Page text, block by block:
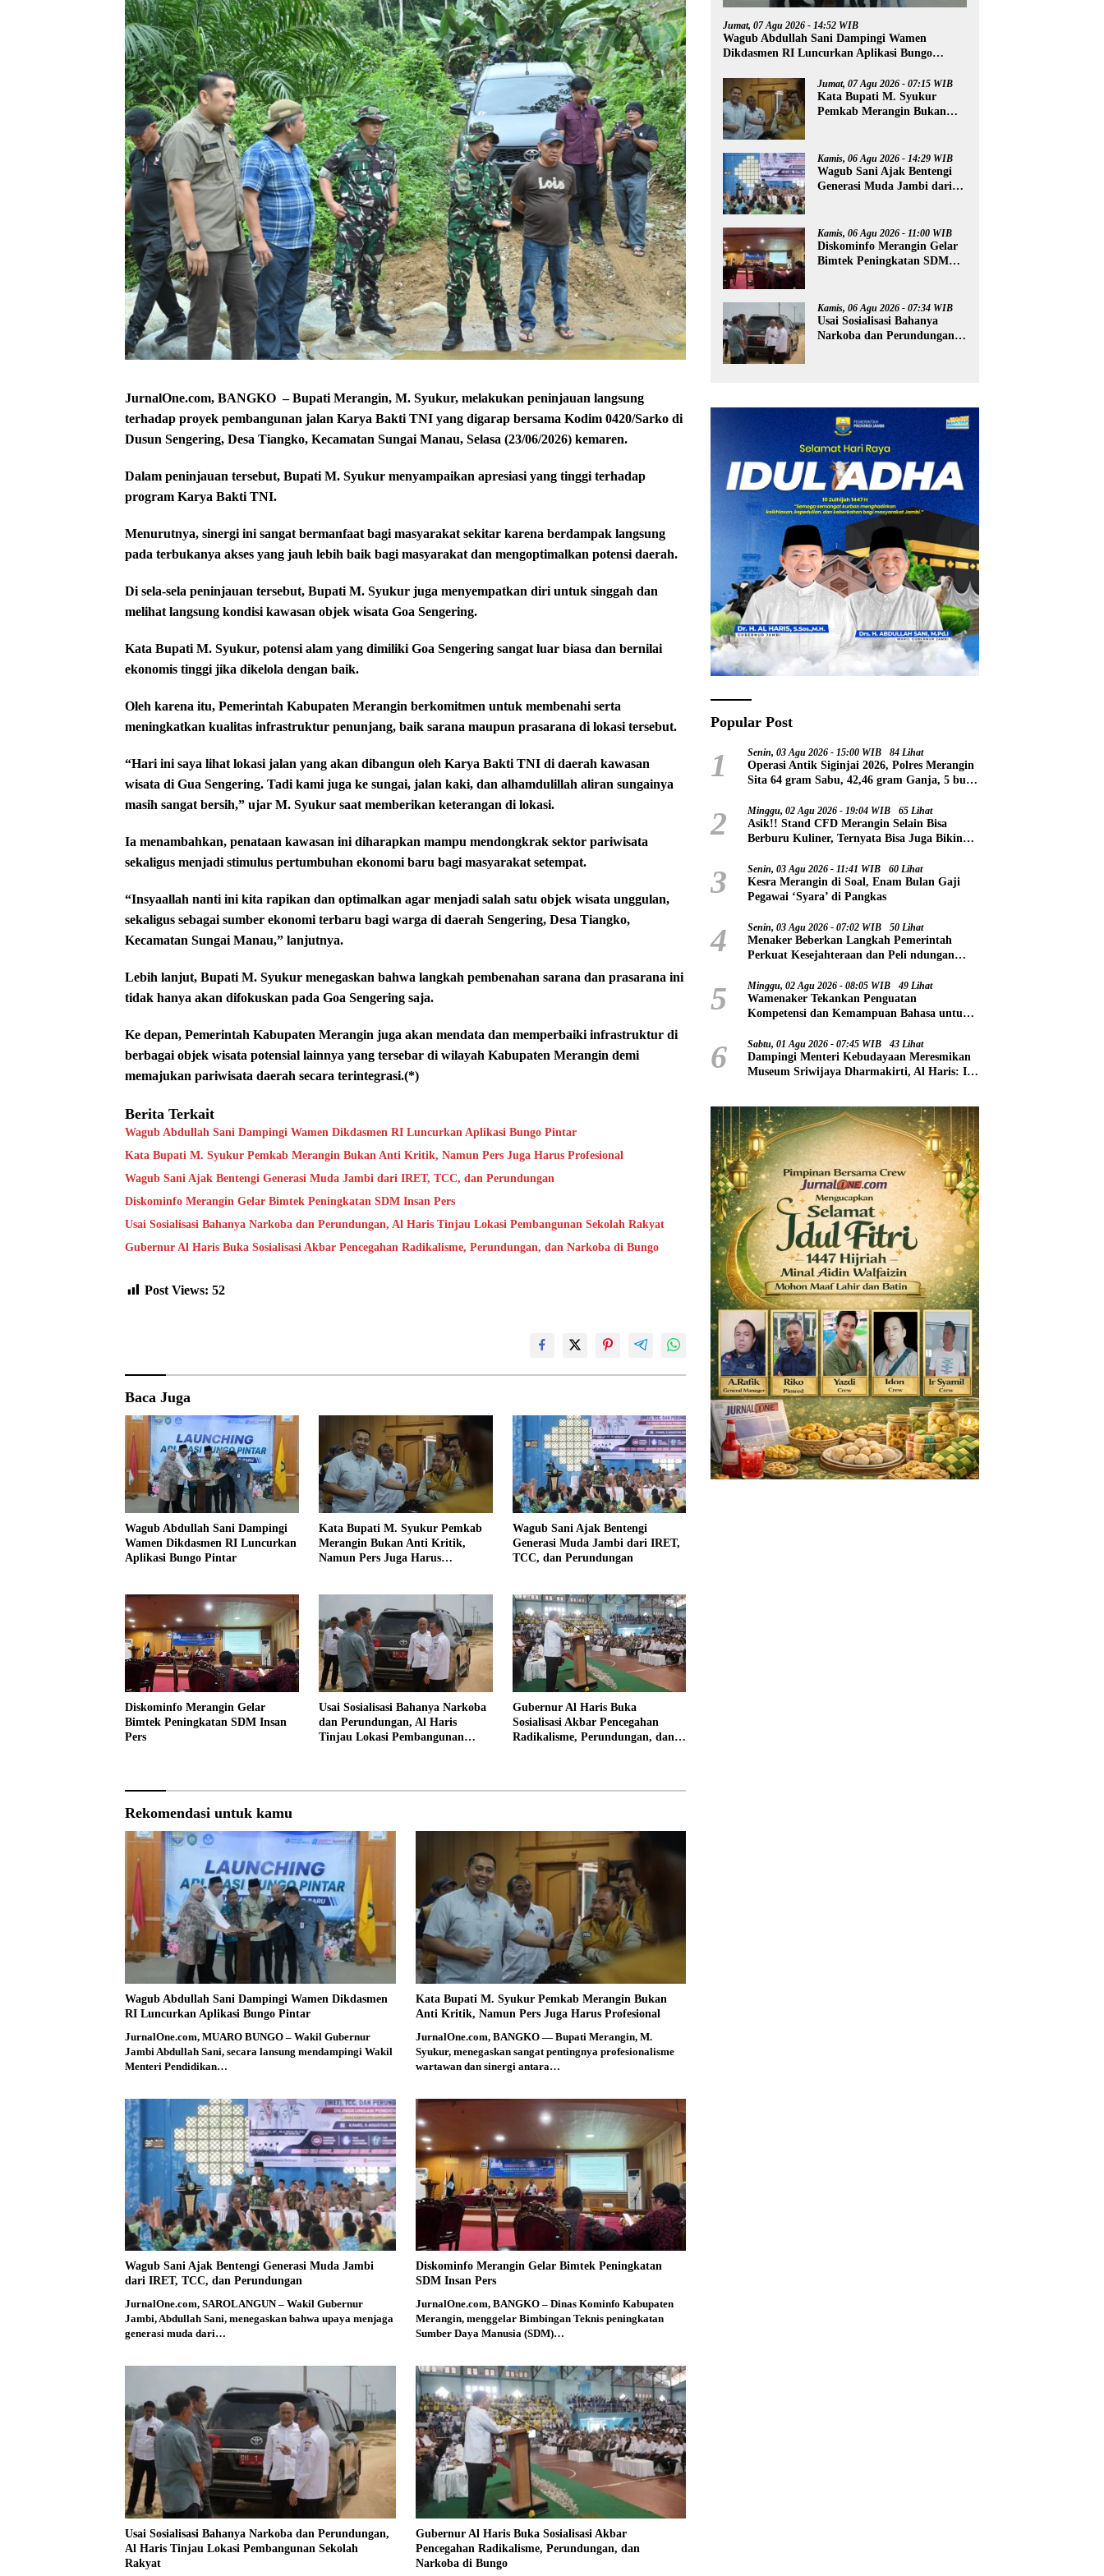
JurnalOne.com, BANGKO – Bupati Merangin, M. Syukur, melakukan peninjauan langsung
terhadap proyek pembangunan jalan Karya Bakti TNI yang digarap bersama Kodim 0420/Sarko di
Dusun Sengering, Desa Tiangko, Kecamatan Sungai Manau, Selasa (23/06/2026) kemaren.
Dalam peninjauan tersebut, Bupati M. Syukur menyampaikan apresiasi yang tinggi terhadap
program Karya Bakti TNI.
Menurutnya, sinergi ini sangat bermanfaat bagi masyarakat sekitar karena berdampak langsung
pada terbukanya akses yang jauh lebih baik bagi masyarakat dan mengoptimalkan potensi daerah.
Di sela-sela peninjauan tersebut, Bupati M. Syukur juga menyempatkan diri untuk singgah dan
melihat langsung kondisi kawasan objek wisata Goa Sengering.
Kata Bupati M. Syukur, potensi alam yang dimiliki Goa Sengering sangat luar biasa dan bernilai
ekonomis tinggi jika dikelola dengan baik.
Oleh karena itu, Pemerintah Kabupaten Merangin berkomitmen untuk membenahi serta
meningkatkan kualitas infrastruktur penunjang, baik sarana maupun prasarana di lokasi tersebut.
“Hari ini saya lihat lokasi jalan yang akan dibangun oleh Karya Bakti TNI di daerah kawasan
wisata di Gua Sengering. Tadi kami juga ke sungai, jalan kaki, dan alhamdulillah aliran sungainya
masih sangat bersih,” ujar M. Syukur saat memberikan keterangan di lokasi.
Ia menambahkan, penataan kawasan ini diharapkan mampu mendongkrak sektor pariwisata
sekaligus menjadi stimulus pertumbuhan ekonomi baru bagi masyarakat setempat.
“Insyaallah nanti ini kita rapikan dan optimalkan agar menjadi salah satu objek wisata unggulan,
sekaligus sebagai sumber ekonomi terbaru bagi warga di daerah Sengering, Desa Tiangko,
Kecamatan Sungai Manau,” lanjutnya.
Lebih lanjut, Bupati M. Syukur menegaskan bahwa langkah pembenahan sarana dan prasarana ini
tidak hanya akan difokuskan pada Goa Sengering saja.
Ke depan, Pemerintah Kabupaten Merangin juga akan mendata dan memperbaiki infrastruktur di
berbagai objek wisata potensial lainnya yang tersebar di wilayah Kabupaten Merangin demi
memajukan pariwisata daerah secara terintegrasi.(*)
Berita Terkait
Wagub Abdullah Sani Dampingi Wamen Dikdasmen RI Luncurkan Aplikasi Bungo Pintar
Kata Bupati M. Syukur Pemkab Merangin Bukan Anti Kritik, Namun Pers Juga Harus Profesional
Wagub Sani Ajak Bentengi Generasi Muda Jambi dari IRET, TCC, dan Perundungan
Diskominfo Merangin Gelar Bimtek Peningkatan SDM Insan Pers
Usai Sosialisasi Bahanya Narkoba dan Perundungan, Al Haris Tinjau Lokasi Pembangunan Sekolah Rakyat
Gubernur Al Haris Buka Sosialisasi Akbar Pencegahan Radikalisme, Perundungan, dan Narkoba di Bungo
Post Views: 52
Baca Juga
Wagub Abdullah Sani Dampingi
Wamen Dikdasmen RI Luncurkan
Aplikasi Bungo Pintar
Kata Bupati M. Syukur Pemkab
Merangin Bukan Anti Kritik,
Namun Pers Juga Harus
Wagub Sani Ajak Bentengi
Generasi Muda Jambi dari IRET,
TCC, dan Perundungan
Diskominfo Merangin Gelar
Bimtek Peningkatan SDM Insan
Pers
Usai Sosialisasi Bahanya Narkoba
dan Perundungan, Al Haris
Tinjau Lokasi Pembangunan
Gubernur Al Haris Buka
Sosialisasi Akbar Pencegahan
Radikalisme, Perundungan, dan
Rekomendasi untuk kamu
Wagub Abdullah Sani Dampingi Wamen Dikdasmen
RI Luncurkan Aplikasi Bungo Pintar
JurnalOne.com, MUARO BUNGO – Wakil Gubernur
Jambi Abdullah Sani, secara lansung mendampingi Wakil
Menteri Pendidikan…
Kata Bupati M. Syukur Pemkab Merangin Bukan
Anti Kritik, Namun Pers Juga Harus Profesional
JurnalOne.com, BANGKO — Bupati Merangin, M.
Syukur, menegaskan sangat pentingnya profesionalisme
wartawan dan sinergi antara…
Wagub Sani Ajak Bentengi Generasi Muda Jambi
dari IRET, TCC, dan Perundungan
JurnalOne.com, SAROLANGUN – Wakil Gubernur
Jambi, Abdullah Sani, menegaskan bahwa upaya menjaga
generasi muda dari…
Diskominfo Merangin Gelar Bimtek Peningkatan
SDM Insan Pers
JurnalOne.com, BANGKO – Dinas Kominfo Kabupaten
Merangin, menggelar Bimbingan Teknis peningkatan
Sumber Daya Manusia (SDM)…
Usai Sosialisasi Bahanya Narkoba dan Perundungan,
Al Haris Tinjau Lokasi Pembangunan Sekolah
Rakyat
Gubernur Al Haris Buka Sosialisasi Akbar
Pencegahan Radikalisme, Perundungan, dan
Narkoba di Bungo
Jumat, 07 Agu 2026 - 14:52 WIB
Wagub Abdullah Sani Dampingi Wamen
Dikdasmen RI Luncurkan Aplikasi Bungo
Jumat, 07 Agu 2026 - 07:15 WIB
Kata Bupati M. Syukur
Pemkab Merangin Bukan
Kamis, 06 Agu 2026 - 14:29 WIB
Wagub Sani Ajak Bentengi
Generasi Muda Jambi dari
Kamis, 06 Agu 2026 - 11:00 WIB
Diskominfo Merangin Gelar
Bimtek Peningkatan SDM
Kamis, 06 Agu 2026 - 07:34 WIB
Usai Sosialisasi Bahanya
Narkoba dan Perundungan,
Popular Post
1 Senin, 03 Agu 2026 - 15:00 WIB 84 Lihat
Operasi Antik Siginjai 2026, Polres Merangin
Sita 64 gram Sabu, 42,46 gram Ganja, 5 butir
2 Minggu, 02 Agu 2026 - 19:04 WIB 65 Lihat
Asik!! Stand CFD Merangin Selain Bisa
Berburu Kuliner, Ternyata Bisa Juga Bikin
3 Senin, 03 Agu 2026 - 11:41 WIB 60 Lihat
Kesra Merangin di Soal, Enam Bulan Gaji
Pegawai ‘Syara’ di Pangkas
4 Senin, 03 Agu 2026 - 07:02 WIB 50 Lihat
Menaker Beberkan Langkah Pemerintah
Perkuat Kesejahteraan dan Peli ndungan
5 Minggu, 02 Agu 2026 - 08:05 WIB 49 Lihat
Wamenaker Tekankan Penguatan
Kompetensi dan Kemampuan Bahasa untuk
6 Sabtu, 01 Agu 2026 - 07:45 WIB 43 Lihat
Dampingi Menteri Kebudayaan Meresmikan
Museum Sriwijaya Dharmakirti, Al Haris: Ini